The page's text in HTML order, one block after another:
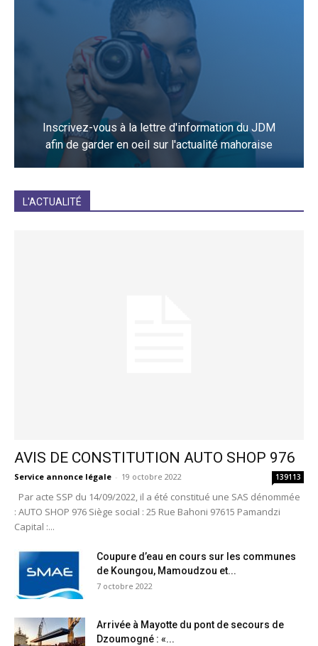
Inscrivez-vous à la lettre d'information du JDM
afin de garder en oeil sur l'actualité mahoraise
L'ACTUALITÉ
AVIS DE CONSTITUTION AUTO SHOP 976
Service annonce légale - 19 octobre 2022 139113
Par acte SSP du 14/09/2022, il a été constitué une SAS dénommée
: AUTO SHOP 976 Siège social : 25 Rue Bahoni 97615 Pamandzi
Capital :...
Coupure d’eau en cours sur les communes
de Koungou, Mamoudzou et...
7 octobre 2022
Arrivée à Mayotte du pont de secours de
Dzoumogné : «...